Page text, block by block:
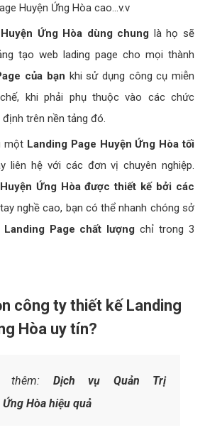
Huyện Ứng Hòa cao...v.v
Ứng Hòa dùng chung là họ sẽ
tạo web lading page cho mọi thành
của bạn khi sử dụng công cụ miễn
khi phải phụ thuộc vào các chức
trên nền tảng đó.
một Landing Page Huyện Ứng Hòa tối
liên hệ với các đơn vị chuyên nghiệp.
Ứng Hòa được thiết kế bởi các
nghề cao, bạn có thể nhanh chóng sở
Landing Page chất lượng chỉ trong 3
công ty thiết kế Landing
Hòa uy tín?
thêm: Dịch vụ Quản Trị
Hòa hiệu quả